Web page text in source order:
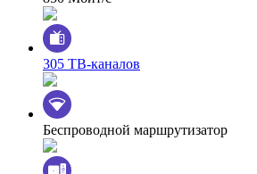
305 ТВ-каналов
Беспроводной маршрутизатор